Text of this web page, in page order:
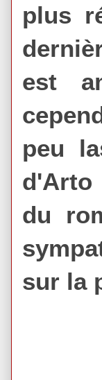
plus
est
peu
d'Arto
du
sur la